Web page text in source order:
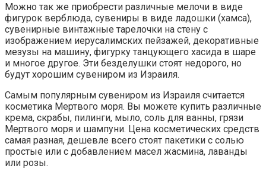
Можно так же приобрести различные мелочи в виде
фигурок верблюда, сувениры в виде ладошки (хамса),
сувенирные винтажные тарелочки на стену с
изображением иерусалимских пейзажей, декоративные
мезузы на машину, фигурку танцующего хасида в шаре
и многое другое. Эти безделушки стоят недорого, но
будут хорошим сувениром из Израиля.
Самым популярным сувениром из Израиля считается
косметика Мертвого моря. Вы можете купить различные
крема, скрабы, пилинги, мыло, соль для ванны, грязи
Мертвого моря и шампуни. Цена косметических средств
самая разная, дешевле всего стоят пакетики с солью
простые или с добавлением масел жасмина, лаванды
или розы.